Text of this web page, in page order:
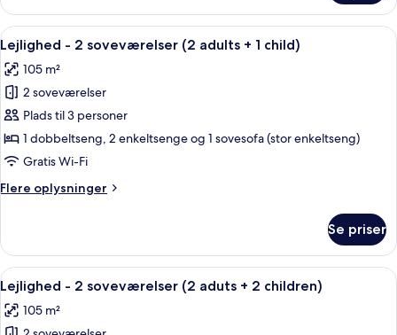
-
soveværelser
adults)
Indlæs
alle
billeder
af
Lejlighed
-
2
(2
child)
2 soveværelser, pengeskab på
11
Lejlighed - 2 soveværelser (2 adults + 1 child)
105 m²
2 soveværelser
Plads til 3 personer
1 dobbeltseng, 2 enkeltsenge og 1 sovesofa (stor enkeltseng)
Gratis Wi-Fi
Flere oplysninger
Flere
-
soveværelser
adults
+
Se priser
Indlæs
alle
billeder
2 soveværelser, pengeskab på
11
Lejlighed - 2 soveværelser (2 aduts + 2 children)
105 m²